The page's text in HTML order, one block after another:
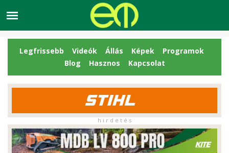
Legfrissebb Videók Állás Képek
Programok
Blog
Hasznos Kapcsolat
h i r d e t é s